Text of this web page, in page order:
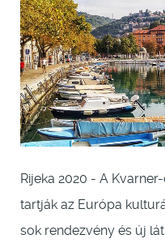
Rijeka 2020 - A
tartják az Európa
sok rendezvény és új